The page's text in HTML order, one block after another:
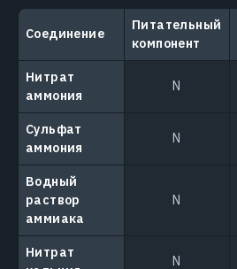
Соединение
Питательный
компонент
Нитрат
аммония
N
Сульфат
аммония
N
Водный
раствор
аммиака
N
Нитрат
N